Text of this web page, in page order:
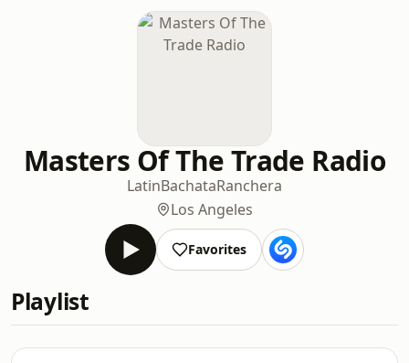
Masters Of The Trade Radio
LatinBachataRanchera
Los Angeles
Favorites
Playlist